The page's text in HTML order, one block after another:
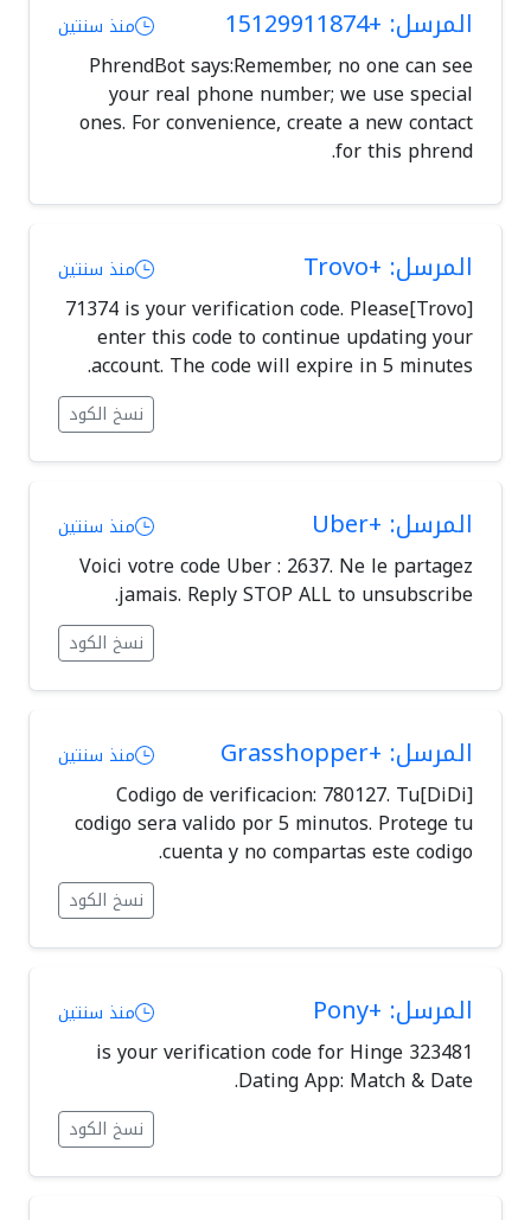
المرسل: +15129911874 منذ سنتين
PhrendBot says:Remember, no one can see
your real phone number; we use special
ones. For convenience, create a new contact
for this phrend.
المرسل: +Trovo منذ سنتين
[Trovo]71374 is your verification code. Please
enter this code to continue updating your
account. The code will expire in 5 minutes.
نسخ الكود
المرسل: +Uber منذ سنتين
Voici votre code Uber : 2637. Ne le partagez
jamais. Reply STOP ALL to unsubscribe.
نسخ الكود
المرسل: +Grasshopper منذ سنتين
[DiDi]Codigo de verificacion: 780127. Tu
codigo sera valido por 5 minutos. Protege tu
cuenta y no compartas este codigo.
نسخ الكود
المرسل: +Pony منذ سنتين
323481 is your verification code for Hinge
Dating App: Match & Date.
نسخ الكود